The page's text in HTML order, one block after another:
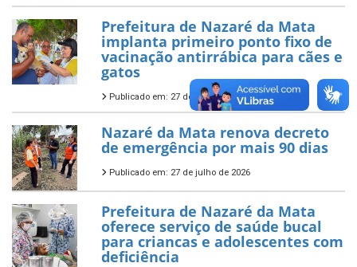
Prefeitura de Nazaré da Mata
implanta primeiro ponto fixo de
vacinação antirrábica para cães e
gatos
Publicado em: 27 de julho de 2026
Nazaré da Mata renova decreto
de emergência por mais 90 dias
Publicado em: 27 de julho de 2026
Prefeitura de Nazaré da Mata
oferece serviço de saúde bucal
para criancas e adolescentes com
deficiência